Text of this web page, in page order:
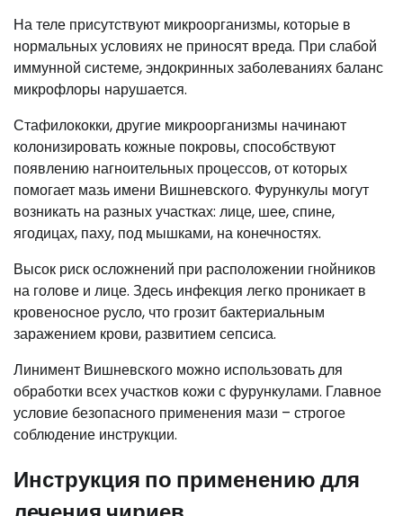
На теле присутствуют микроорганизмы, которые в
нормальных условиях не приносят вреда. При слабой
иммунной системе, эндокринных заболеваниях баланс
микрофлоры нарушается.
Стафилококки, другие микроорганизмы начинают
колонизировать кожные покровы, способствуют
появлению нагноительных процессов, от которых
помогает мазь имени Вишневского. Фурункулы могут
возникать на разных участках: лице, шее, спине,
ягодицах, паху, под мышками, на конечностях.
Высок риск осложнений при расположении гнойников
на голове и лице. Здесь инфекция легко проникает в
кровеносное русло, что грозит бактериальным
заражением крови, развитием сепсиса.
Линимент Вишневского можно использовать для
обработки всех участков кожи с фурункулами. Главное
условие безопасного применения мази – строгое
соблюдение инструкции.
Инструкция по применению для